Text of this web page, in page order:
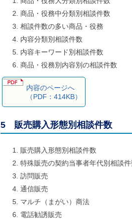
商品・役務中分類別相談件数
相談件数の多い商品・役務
内容分類別相談件数
内容キーワード別相談件数
商品・役務別内容別の相談件数
内容のページへ
（PDF：414KB）
5 販売購入形態別相談件数
販売購入形態別相談件数
特殊販売の契約当事者年代別相談
訪問販売
通信販売
マルチ（まがい）商法
電話勧誘販売